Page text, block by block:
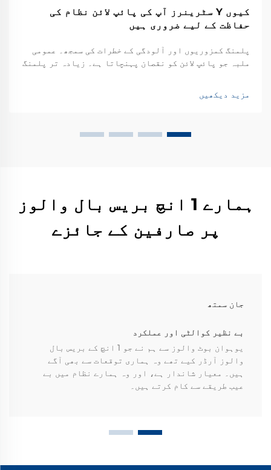
کیوں Y سٹرینرز آپ کی پائپ لائن نظام کی
حفاظت کے لیے ضروری ہیں
پلمنگ کمزوریوں اور آلودگی کے خطرات کی سمجھ۔ عمومی
ملبہ جو پائپ لائن کو نقصان پہنچاتا ہے۔ زیادہ تر پلمنگ
پھنس جاتے ہیں۔ یہ چھوٹے چھوٹے ذرات۔۔۔
مزید دیکھیں
ہمارے 1 انچ بریس بال والوز
پر صارفین کے جائزے
جان سمتھ
بے نظیر کوالٹی اور عملکرد
یوہوان بوٹ والوز سے ہم نے جو 1 انچ کے بریس بال
والوز آرڈر کیے تھے وہ ہماری توقعات سے بھی آگے
ہیں۔ معیار شاندار ہے، اور وہ ہمارے نظام میں بے
عیب طریقے سے کام کرتے ہیں۔